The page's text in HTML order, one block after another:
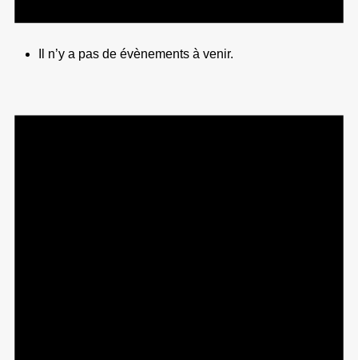
Il n’y a pas de évènements à venir.